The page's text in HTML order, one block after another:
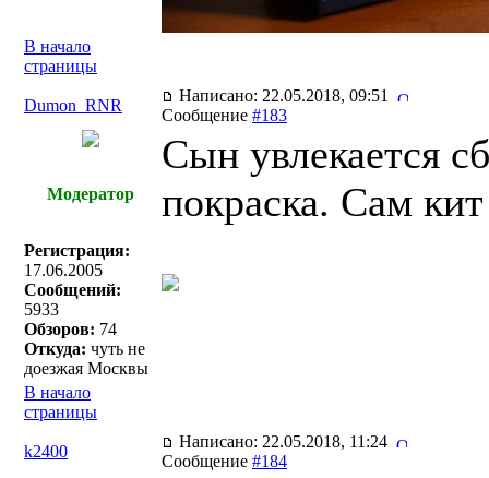
В начало
страницы
Dumon_RNR
Написано: 22.05.2018, 09:51
Сообщение #183
Модератор
Регистрация:
17.06.2005
Сообщений:
5933
Обзоров: 74
Откуда: чуть не
доезжая Москвы
Сын увлекается
покраска. Сам
В начало
страницы
k2400
Написано: 22.05.2018, 11:24
Сообщение #184